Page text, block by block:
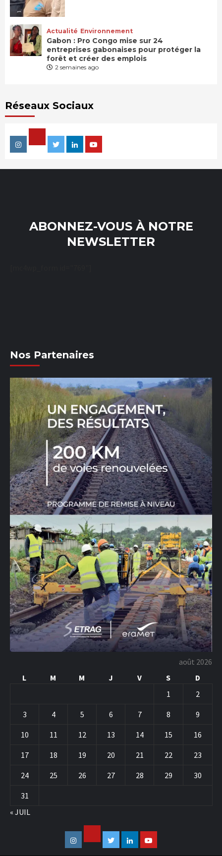
Actualité Environnement
Gabon : Pro Congo mise sur 24
entreprises gabonaises pour protéger la
forêt et créer des emplois
2 semaines ago
Réseaux Sociaux
Instagram
Facebook
TwitterLinkedin
ABONNEZ-VOUS À NOTRE
NEWSLETTER
Nos Partenaires
août 2026
L
M M J V S D
« JUIL
1 2
3 4 5 6 7 8 9
10 11 12 13 14 15 16
17 18 19 20 21 22 23
24 25 26 27 28 29 30
31
Instagram
Facebook
TwitterLinkedinYoutube